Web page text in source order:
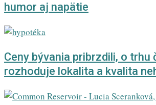
humor aj napätie
Ceny bývania pribrzdili, o trhu
rozhoduje lokalita a kvalita